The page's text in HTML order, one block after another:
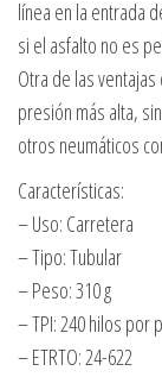
línea en la entrada
si el asfalto no es
Otra de las
presión más alta,
otros neumáticos
Características:
– Uso: Carretera
– Tipo: Tubular
– Peso: 310 g
– TPI: 240 hilos por
– ETRTO: 24-622